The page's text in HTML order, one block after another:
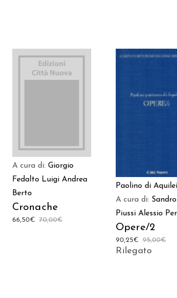
A cura di: Giorgio
Fedalto Luigi Andrea
Berto
Cronache
70,00€
66,50€
AGGIUNGI AL
Paolino di
A cura di: Sandro
Piussi Alessio
Opere/2
95,00€
90,25€
Rilegato